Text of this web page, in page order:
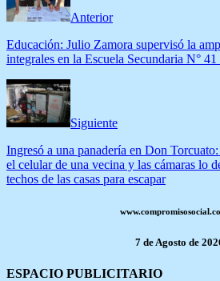
Anterior
Educación: Julio Zamora supervisó la
integrales en la Escuela Secundaria N°
Siguiente
Ingresó a una panadería en Don
el celular de una vecina y las cámaras lo
techos de las casas para escapar
7 de Agosto de
ESPACIO PUBLICITARIO